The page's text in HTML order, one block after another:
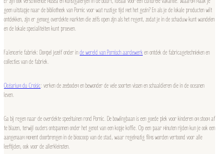
geen uitstapje naar de bibliotheek van Pornic voor wat rustige tijd met het gezin? En als je de lokale producten wilt
ontdekken, zijn er genoeg overdekte markten die zelfs open zijn als het regent, zodat je in de schaduw kunt wandelen
en de lokale specialiteiten kunt proeven.
Faïencerie fabriek: Dompel jezelf onder inde wereld van Pornisch aardewerken ontdek de fabricagetechnieken en
collecties van de fabriek.
Océarium du Croisic: verken de zeebodem en bewonder de vele soorten vissen en schaaldieren die in de oceanen
leven.
Ga bij regen naar de overdekte speeltuinen rond Pornic. De bowlingbaan is een goede plek voor kinderen om stoom af
te blazen, terwijl ouders ontspannen onder het genot van een kopje koffie. Op een paar minuten rijden kun je ook een
aangenaam moment doorbrengen in de bioscoop van de stad, waar regelmatig films worden vertoond voor alle
leeftijden, ook voor de allerkleinsten.